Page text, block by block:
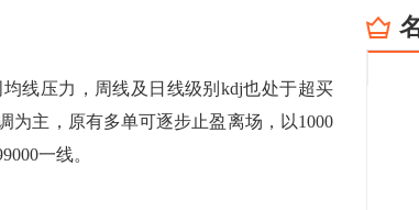
线压力，周线及日线级别kdj也处于超买
为主，原有多单可逐步止盈离场，以1000
一线。
8